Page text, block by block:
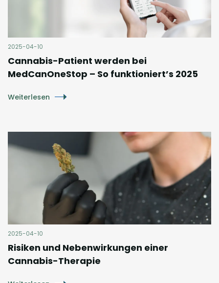
2025-04-10
Cannabis-Patient werden bei
MedCanOneStop – So funktioniert’s 2025
Weiterlesen
2025-04-10
Risiken und Nebenwirkungen einer
Cannabis-Therapie